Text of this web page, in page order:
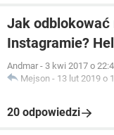
Jak odblokować
Instagramie?
Andmar - 3 kwi 2017 o
Mejson - 13 lut 2019 o
20 odpowiedzi